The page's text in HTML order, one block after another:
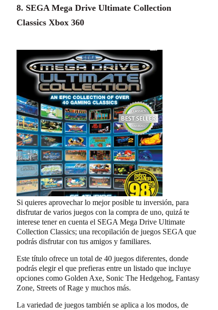
8. SEGA Mega Drive Ultimate Collection
Classics Xbox 360
Si quieres aprovechar lo mejor posible tu inversión, para
disfrutar de varios juegos con la compra de uno, quizá te
interese tener en cuenta el SEGA Mega Drive Ultimate
Collection Classics; una recopilación de juegos SEGA que
podrás disfrutar con tus amigos y familiares.
Este título ofrece un total de 40 juegos diferentes, donde
podrás elegir el que prefieras entre un listado que incluye
opciones como Golden Axe, Sonic The Hedgehog, Fantasy
Zone, Streets of Rage y muchos más.
La variedad de juegos también se aplica a los modos, de